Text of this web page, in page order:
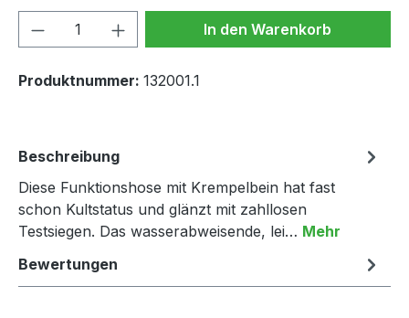
Produkt Anzahl: Gib denIn den Warenkorb
Produktnummer: 132001.1
Beschreibung
Diese Funktionshose mit Krempelbein hat fast
schon Kultstatus und glänzt mit zahllosen
Testsiegen. Das wasserabweisende, lei… Mehr
Bewertungen